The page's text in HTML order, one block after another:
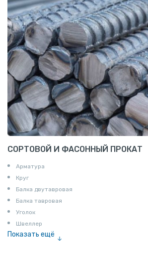
СОРТОВОЙ И ФАСОННЫЙ ПРОКАТ
Арматура
Круг
Балка двутавровая
Балка тавровая
Уголок
Швеллер
Показать ещё